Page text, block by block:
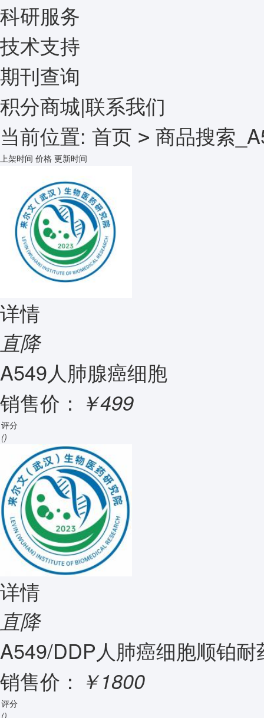
科研服务
技术支持
期刊查询
积分商城|联系我们
当前位置: 首页 > 商品搜索
上架时间 价格 更新时间
详情
直降
A549人肺腺癌细胞
销售价： ￥499
评分
()
详情
直降
A549/DDP人肺癌细胞顺铂耐
销售价： ￥1800
评分
()